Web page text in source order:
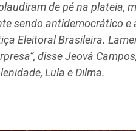
de pé na plateia,
sendo antidemocrático
Eleitoral Brasileira.
disse Jeová
Lula e Dilma.